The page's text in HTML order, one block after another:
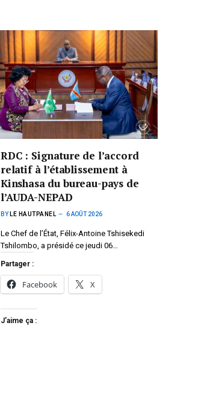
RDC : Signature de l’accord
relatif à l’établissement à
Kinshasa du bureau-pays de
l’AUDA-NEPAD
BY LE HAUTPANEL 6 AOÛT 2026
Le Chef de l’État, Félix-Antoine Tshisekedi
Tshilombo, a présidé ce jeudi 06…
Partager :
Facebook X
J’aime ça :